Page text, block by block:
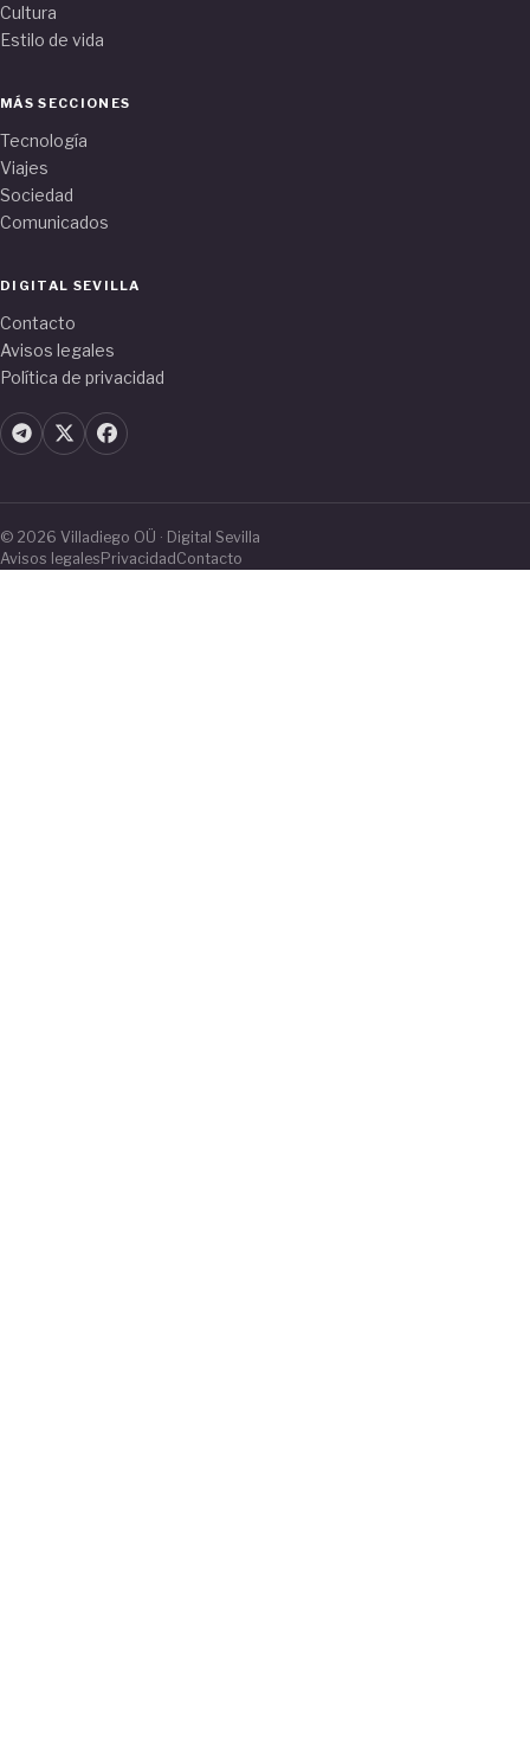
Cultura
Estilo de vida
MÁS SECCIONES
Tecnología
Viajes
Sociedad
Comunicados
DIGITAL SEVILLA
Contacto
Avisos legales
Política de privacidad
© 2026 Villadiego OÜ · Digital Sevilla
Avisos legales Privacidad Contacto